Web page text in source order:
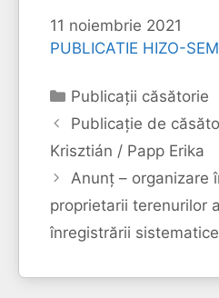
11 noiembrie 2021
PUBLICATIE HIZO-
Categorii
Publicaţii căsătorie
Publicație de
Krisztián / Papp Erika
Anunț – organizare
proprietarii terenurilor
înregistrării sistematice